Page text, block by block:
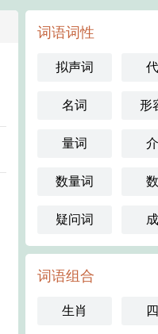
词语词性
拟声词
名词 形
量词
数量词
疑问词
词语组合
生肖